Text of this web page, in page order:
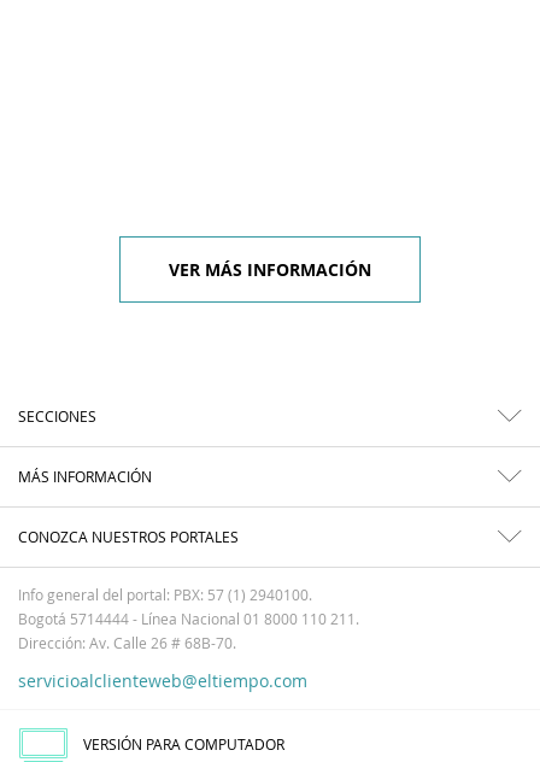
VER MÁS INFORMACIÓN
SECCIONES
MÁS INFORMACIÓN
CONOZCA NUESTROS PORTALES
Info general del portal: PBX: 57 (1) 2940100.
Bogotá 5714444 - Línea Nacional 01 8000 110 211.
Dirección: Av. Calle 26 # 68B-70.
servicioalclienteweb@eltiempo.com
VERSIÓN PARA COMPUTADOR